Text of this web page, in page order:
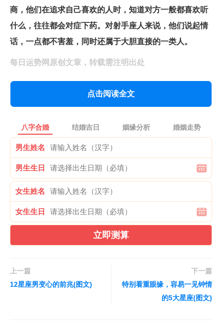
商，他们在追求自己喜欢的人时，知道对方一般都喜欢听
什么，往往都会对症下药。对射手座人来说，他们说起情
话，一点都不害羞，同时还属于大胆直接的一类人。
每日运势网原创文章，转载需注明出处
点击阅读全文
八字合婚 结婚吉日 姻缘分析 婚姻走势
男生姓名
男生生日
女生姓名
女生生日
立即测算
上一篇
12星座男变心的前兆(图文)
下一篇
特别看重眼缘，容易一见钟情
的5大星座(图文)